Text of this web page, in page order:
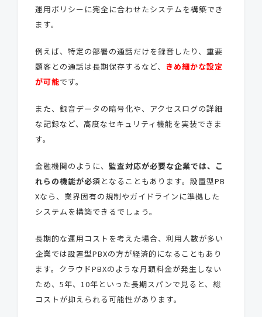
運用ポリシーに完全に合わせたシステムを構築でき
ます。
例えば、特定の部署の通話だけを録音したり、重要
顧客との通話は長期保存するなど、
きめ細かな設定
が可能です。
また、録音データの暗号化や、アクセスログの詳細
な記録など、高度なセキュリティ機能を実装できま
す。
金融機関のように、 監査対応が必要な企業では、こ
れらの機能が必須 となることもあります。設置型PB
Xなら、業界固有の規制やガイドラインに準拠した
システムを構築できるでしょう。
長期的な運用コストを考えた場合、利用人数が多い
企業では設置型PBXの方が経済的になることもあり
ます。クラウドPBXのような月額料金が発生しない
ため、5年、10年といった長期スパンで見ると、総
コストが抑えられる可能性があります。